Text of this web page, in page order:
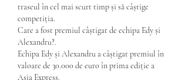
traseul în cel mai scurt timp și să câștige
competiția.
Care a fost premiul câștigat de echipa Edy și
Alexandru?.
Echipa Edy și Alexandru a câștigat premiul în
valoare de 30.000 de euro în prima ediție a
Asia Express.